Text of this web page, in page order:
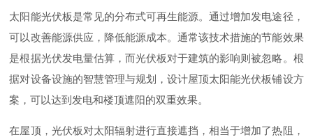
太阳能光伏板是常见的分布式可再生能源。通过增加发电途径，
可以改善能源供应，降低能源成本。通常该技术措施的节能效果
是根据光伏发电量估算，而光伏板对于建筑的影响则被忽略。根
据对设备设施的智慧管理与规划，设计屋顶太阳能光伏板铺设方
案，可以达到发电和楼顶遮阳的双重效果。
在屋顶，光伏板对太阳辐射进行直接遮挡，相当于增加了热阻，